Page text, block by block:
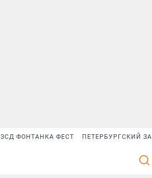
ЗСД ФОНТАНКА ФЕСТ ПЕТЕРБУРГСКИЙ